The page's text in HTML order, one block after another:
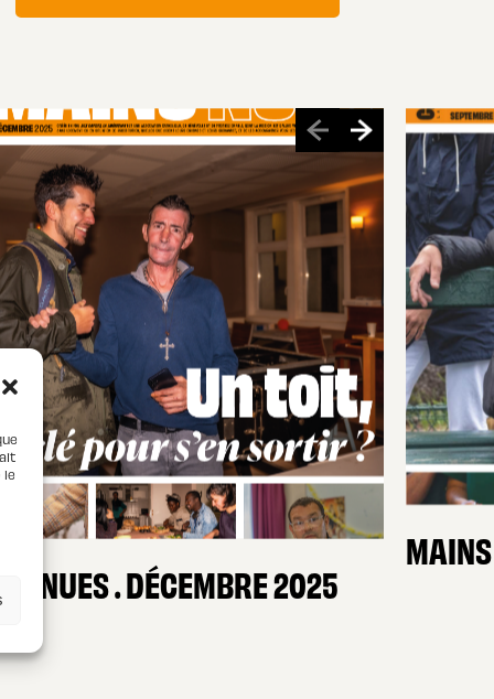
le
NUES . DÉCEMBRE 2025